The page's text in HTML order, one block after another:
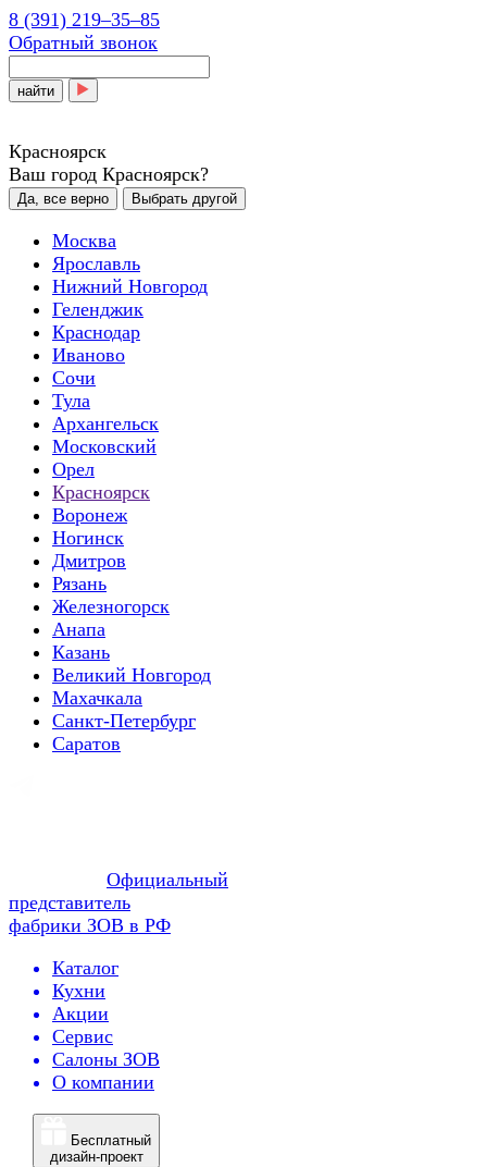
8 (391) 219‒35‒85
Обратный звонок
найти
Красноярск
Ваш город Красноярск?
Да, все верно Выбрать другой
Москва
Ярославль
Нижний Новгород
Геленджик
Краснодар
Иваново
Сочи
Тула
Архангельск
Московский
Орел
Красноярск
Воронеж
Ногинск
Дмитров
Рязань
Железногорск
Анапа
Казань
Великий Новгород
Махачкала
Санкт-Петербург
Саратов
Официальный
представитель
фабрики ЗОВ в РФ
Каталог
Кухни
Акции
Сервис
Салоны ЗОВ
О компании
Бесплатный
дизайн-проект